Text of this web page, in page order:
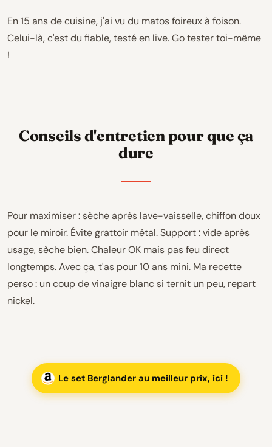
En 15 ans de cuisine, j'ai vu du matos foireux à foison.
Celui-là, c'est du fiable, testé en live. Go tester toi-même
!
Conseils d'entretien pour que ça
dure
Pour maximiser : sèche après lave-vaisselle, chiffon doux
pour le miroir. Évite grattoir métal. Support : vide après
usage, sèche bien. Chaleur OK mais pas feu direct
longtemps. Avec ça, t'as pour 10 ans mini. Ma recette
perso : un coup de vinaigre blanc si ternit un peu, repart
nickel.
Le set Berglander au meilleur prix, ici !